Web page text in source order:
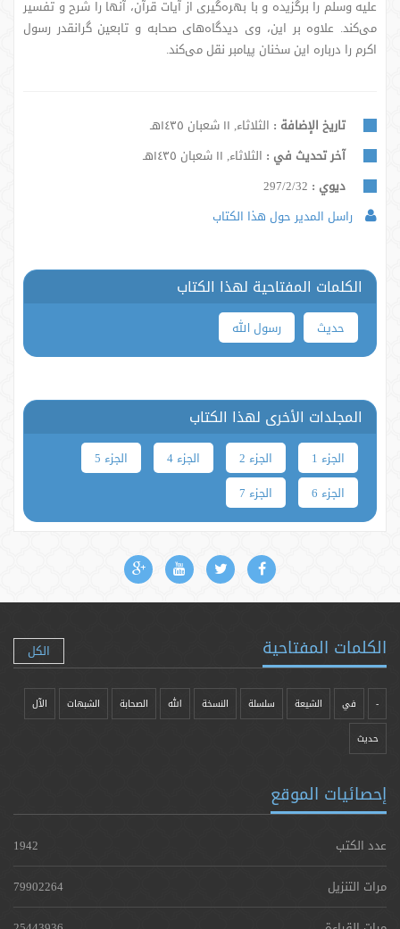
علیه وسلم را برگزیده و با بهره‌گیری از آیات قرآن، آنها را شرح و تفسیر
می‌کند. علاوه بر این، وی دیدگاه‌های صحابه و تابعین گرانقدر رسول
اکرم را درباره این سخنان پیامبر نقل می‌کند.
تاريخ الإضافة : الثلاثاء, ١١ شعبان ١٤٣٥هـ
آخر تحديث في : الثلاثاء, ١١ شعبان ١٤٣٥هـ
ديوي : 297/2/32
راسل المدير حول هذا الكتاب
الكلمات المفتاحية لهذا الكتاب
حدیث رسول الله
المجلدات الأخرى لهذا الكتاب
الجزء 1 الجزء 2 الجزء 4
الجزء 5
الجزء 6
الجزء 7
الكلمات المفتاحية الكل
- في الشيعة سلسلة النسخة الله الصحابة الشبهات الآل
حدیث
إحصائيات الموقع
عدد الكتب
1942
مرات التنزيل
79902264